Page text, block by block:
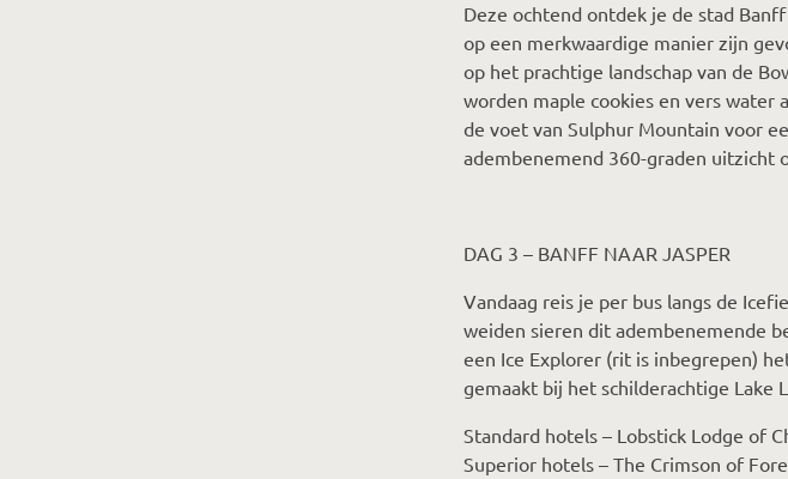
Deze ochtend ontdek je de stad
op een merkwaardige manier zijn
op het prachtige landschap van de
worden maple cookies en vers water
de voet van Sulphur Mountain voor
adembenemend 360-graden uitzicht
DAG 3 – BANFF NAAR JASPER
Vandaag reis je per bus langs de
weiden sieren dit adembenemende
een Ice Explorer (rit is inbegrepen)
gemaakt bij het schilderachtige Lake
Standard hotels – Lobstick Lodge of
Superior hotels – The Crimson of